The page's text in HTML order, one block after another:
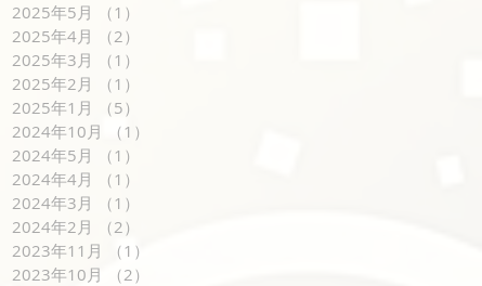
2025年5月
（1）
2025年4月
（2）
2025年3月
（1）
2025年2月
（1）
2025年1月
（5）
2024年10月
（1）
2024年5月
（1）
2024年4月
（1）
2024年3月
（1）
2024年2月
（2）
2023年11月
（1）
2023年10月
（2）